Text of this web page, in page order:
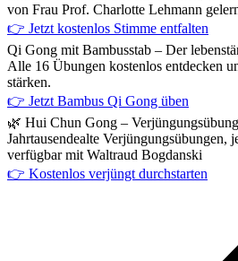
von Frau Prof. Charlotte Lehmann
👉 Jetzt kostenlos Stimme entfalten
Qi Gong mit Bambusstab – Der
Alle 16 Übungen kostenlos entdecken
stärken.
👉 Jetzt Bambus Qi Gong üben
🌿 Hui Chun Gong –
Jahrtausendealte Verjüngungsübungen,
verfügbar mit Waltraud Bogdanski
👉 Kostenlos verjüngt durchstarten